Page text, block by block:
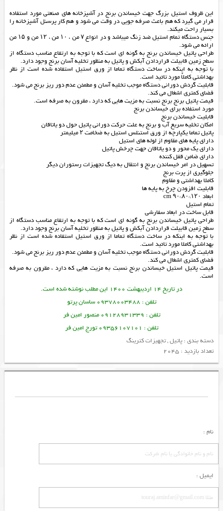
این ظروف استیل بزرگ جهت خیساندن برنج در آشپزخانه های صنعتی مورد استفاده
قرار می گیرد که هم باعث صرفه جویی در وقت می شود و هم کار پرسنل آشپزخانه را
بسیار راحت میکند.
جنس دستگاه تمام استیل ضد زنگ میباشد و در انواع ۷ من ، ۱۰ من ، ۱۲ من و ۱۵ من
ارائه می شود.
طراحی پاتیل خیساندن برنج به گونه ای است که با توجه به ارتفاع مناسب دستگاه از
سطح زمین قابیلت قراردادن آبکش و پاتیل به منظور تخلیه آسان برنج وجود دارد.
با توجه به اینکه در ساخت دستگاه تماما از ورق استیل استفاده شده است از نظر
بهداشتی کاملاً مورد تائید است.
قابلیت گردش دورانی دستگاه موجب تخلیه آسان و مطمئن عدم دور ریز برنج می شود.
فضای کمتری اشغال می کند.
قیمت پاتیل برنج برنج نسبت به مزیت هایی که دارد ، مقرون به صرفه است.
مورد استفاده برای خیساندن برنج
قابلیت خیساندن برنج
امکان تخلیه سریع آب و برنج به علت حرکت دورانی پاتیل حول دو یاتاقان
پاتیل تماما یکپارچه از ورق استنلس استیل به ضخامت ۲ میلیمتر
دارای پایه های مقاوم از لوله های استیل
دارای یک محور و دو یاتاقان جهت چرخش پاتیل
دارای ضامن قفل کننده
تسهیل در امر خیساندن برنج و انتقال به دیگ تجهیزات رستوران دیگر
جلوگیری از پرت برنج
کاملا بهداشتی و مقاوم
قابلیت افزودن چرخ به پایه ها
ابعاد ۱۲۰*۸۰*۹۰ cm
تمام استیل
قابل ساخت در ابعاد سفارشی
طراحی پاتیل خیساندن برنج به گونه ای است که با توجه به ارتفاع مناسب دستگاه از
سطح زمین قابیلت قراردادن آبکش و پاتیل به منظور تخلیه آسان برنج وجود دارد.
با توجه به اینکه در ساخت دستگاه تماما از ورق استیل استفاده شده است از نظر
بهداشتی کاملا مورد تائید است.
قابلیت گردش دورانی دستگاه موجب تخلیه آسان و مطمئن عدم دور ریز برنج می شود.
فضای کمتری اشغال می کند.
قیمت پاتیل استیل خیساندن برنج نسبت به مزیت هایی که دارد ، مقرون به صرفه
است.
در تاریخ 14 اردیبهشت 1400 این مطلب نوشته شده است.
تلفن : 09378003488 ساسان پرتو
تلفن : 09128931339 منصور امین فر
تلفن : 09356107101 تورج امین فر
دسته بندی : پاتیل,تجهیزات کترینگ
تعداد بازدید : 2045
نام :
ایمیل :